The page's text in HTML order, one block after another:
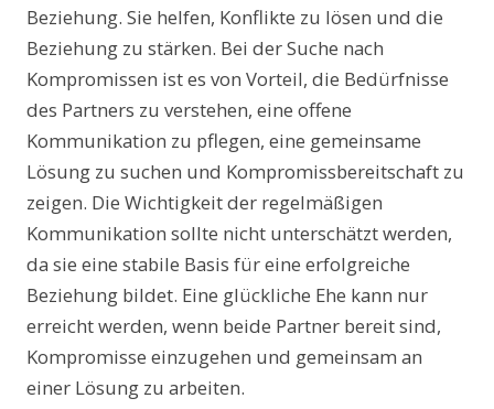
Beziehung. Sie helfen, Konflikte zu lösen und die
Beziehung zu stärken. Bei der Suche nach
Kompromissen ist es von Vorteil, die Bedürfnisse
des Partners zu verstehen, eine offene
Kommunikation zu pflegen, eine gemeinsame
Lösung zu suchen und Kompromissbereitschaft zu
zeigen. Die Wichtigkeit der regelmäßigen
Kommunikation sollte nicht unterschätzt werden,
da sie eine stabile Basis für eine erfolgreiche
Beziehung bildet. Eine glückliche Ehe kann nur
erreicht werden, wenn beide Partner bereit sind,
Kompromisse einzugehen und gemeinsam an
einer Lösung zu arbeiten.